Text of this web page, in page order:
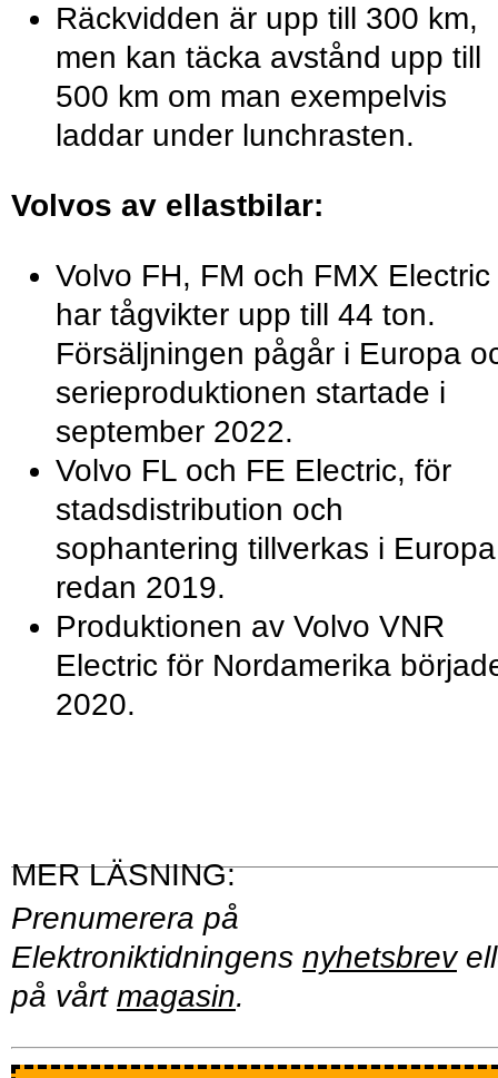
Räckvidden är upp till 300 km,
men kan täcka avstånd upp till
500 km om man exempelvis
laddar under lunchrasten.
Volvos av ellastbilar:
Volvo FH, FM och FMX Electric
har tågvikter upp till 44 ton.
Försäljningen pågår i Europa
serieproduktionen startade i
september 2022.
Volvo FL och FE Electric, för
stadsdistribution och
sophantering tillverkas i Europa
redan 2019.
Produktionen av Volvo VNR
Electric för Nordamerika
2020.
Prenumerera på
Elektroniktidningens nyhetsbrev
på vårt magasin.